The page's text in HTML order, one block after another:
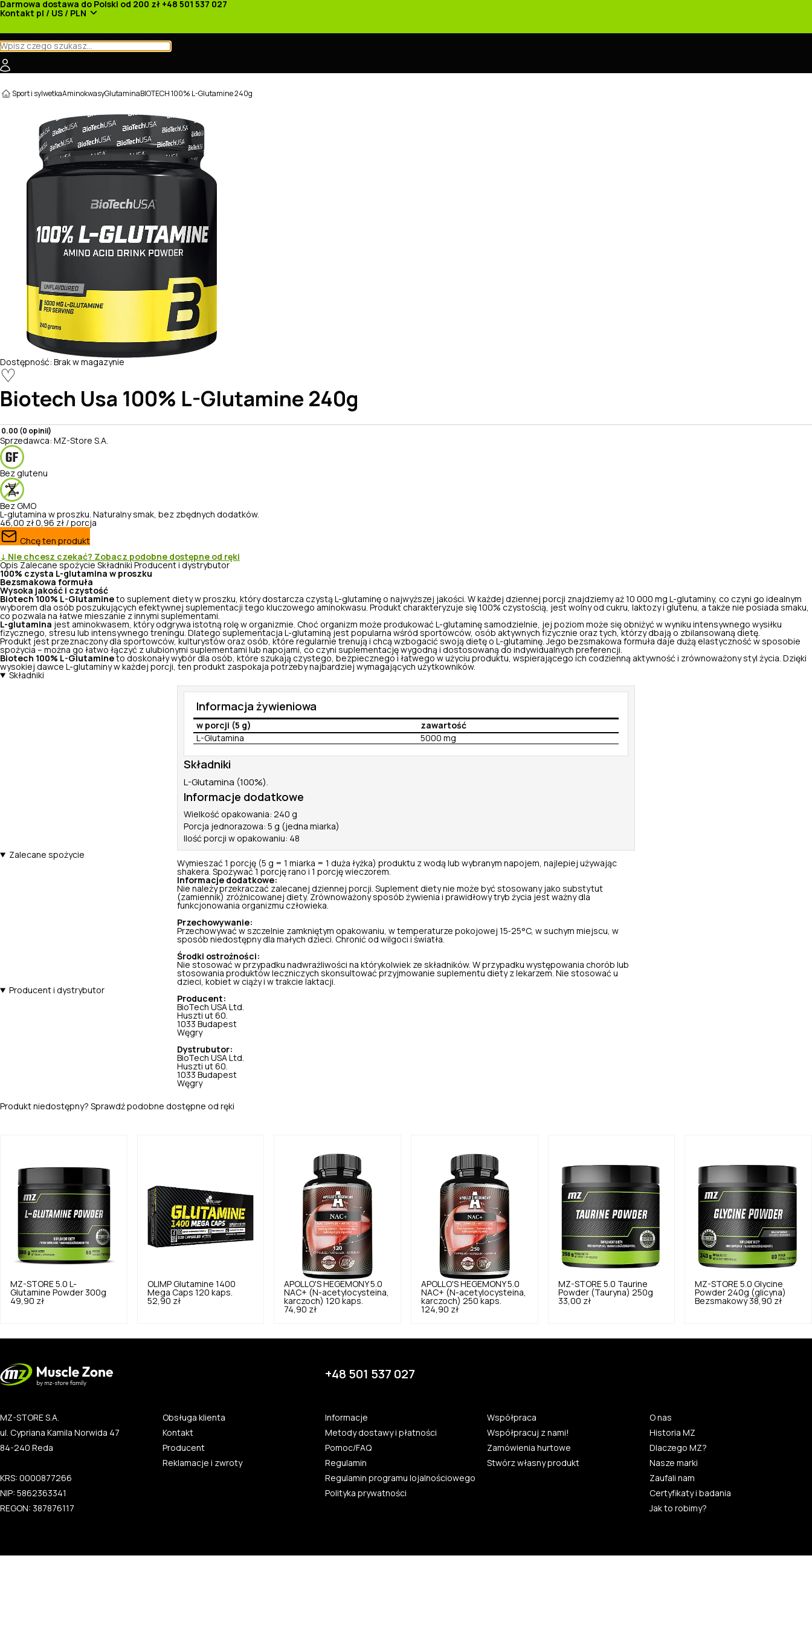
Darmowa dostawa do Polski od 200 zł +48 501 537 027
Kontakt pl / US / PLN
Sport i sylwetkaAminokwasyGlutaminaBIOTECH 100% L-Glutamine 240g
Dostępność: Brak w magazynie
♡
Biotech Usa 100% L-Glutamine 240g
0.00 (0 opinii)
Sprzedawca: MZ-Store S.A.
Bez glutenu
Bez GMO
L-glutamina w proszku. Naturalny smak, bez zbędnych dodatków.
46,00 zł 0,96 zł / porcja
Chcę ten produkt
↓ Nie chcesz czekać? Zobacz podobne dostępne od ręki
Opis Zalecane spożycie Składniki Producent i dystrybutor
100% czysta L-glutamina w proszku
Bezsmakowa formuła
Wysoka jakość i czystość
Biotech 100% L-Glutamine to suplement diety w proszku, który dostarcza czystą L-glutaminę o najwyższej jakości. W każdej dziennej porcji znajdziemy aż 10 000 mg L-glutaminy, co czyni go idealnym
wyborem dla osób poszukujących efektywnej suplementacji tego kluczowego aminokwasu. Produkt charakteryzuje się 100% czystością, jest wolny od cukru, laktozy i glutenu, a także nie posiada smaku,
co pozwala na łatwe mieszanie z innymi suplementami.
L-glutamina jest aminokwasem, który odgrywa istotną rolę w organizmie. Choć organizm może produkować L-glutaminę samodzielnie, jej poziom może się obniżyć w wyniku intensywnego wysiłku
fizycznego, stresu lub intensywnego treningu. Dlatego suplementacja L-glutaminą jest popularna wśród sportowców, osób aktywnych fizycznie oraz tych, którzy dbają o zbilansowaną dietę.
Produkt jest przeznaczony dla sportowców, kulturystów oraz osób, które regularnie trenują i chcą wzbogacić swoją dietę o L-glutaminę. Jego bezsmakowa formuła daje dużą elastyczność w sposobie
spożycia – można go łatwo łączyć z ulubionymi suplementami lub napojami, co czyni suplementację wygodną i dostosowaną do indywidualnych preferencji.
Biotech 100% L-Glutamine to doskonały wybór dla osób, które szukają czystego, bezpiecznego i łatwego w użyciu produktu, wspierającego ich codzienną aktywność i zrównoważony styl życia. Dzięki
wysokiej dawce L-glutaminy w każdej porcji, ten produkt zaspokaja potrzeby najbardziej wymagających użytkowników.
Składniki
Informacja żywieniowa
w porcji (5 g)
zawartość
L-Glutamina
5000 mg
Składniki
L-Glutamina (100%).
Informacje dodatkowe
Wielkość opakowania: 240 g
Porcja jednorazowa: 5 g (jedna miarka)
Ilość porcji w opakowaniu: 48
Zalecane spożycie
Wymieszać 1 porcję (5 g = 1 miarka = 1 duża łyżka) produktu z wodą lub wybranym napojem, najlepiej używając
shakera. Spożywać 1 porcję rano i 1 porcję wieczorem.
Informacje dodatkowe:
Nie należy przekraczać zalecanej dziennej porcji. Suplement diety nie może być stosowany jako substytut
(zamiennik) zróżnicowanej diety. Zrównoważony sposób żywienia i prawidłowy tryb życia jest ważny dla
funkcjonowania organizmu człowieka.
Przechowywanie:
Przechowywać w szczelnie zamkniętym opakowaniu, w temperaturze pokojowej 15‑25°C, w suchym miejscu, w
sposób niedostępny dla małych dzieci. Chronić od wilgoci i światła.
Środki ostrożności:
Nie stosować w przypadku nadwrażliwości na którykolwiek ze składników. W przypadku występowania chorób lub
stosowania produktów leczniczych skonsultować przyjmowanie suplementu diety z lekarzem. Nie stosować u
dzieci, kobiet w ciąży i w trakcie laktacji.
Producent i dystrybutor
Producent:
BioTech USA Ltd.
Huszti ut 60.
1033 Budapest
Węgry
Dystrubutor:
BioTech USA Ltd.
Huszti ut 60.
1033 Budapest
Węgry
Produkt niedostępny? Sprawdź podobne dostępne od ręki
MZ-STORE 5.0
L-
Glutamine Powder 300g
49,90 zł
OLIMP Glutamine 1400
Mega Caps 120 kaps.
52,90 zł
APOLLO'S HEGEMONY 5.0
NAC+ (N-acetylocysteina,
karczoch) 120 kaps.
74,90 zł
APOLLO'S HEGEMONY 5.0
NAC+ (N-acetylocysteina,
karczoch) 250 kaps.
124,90 zł
MZ-STORE 5.0 Taurine
Powder (Tauryna) 250g
33,00 zł
MZ-STORE 5.0 Glycine
Powder 240g (glicyna)
Bezsmakowy 38,90 zł
+48 501 537 027
MZ-STORE S.A.
ul. Cypriana Kamila Norwida 47
84-240 Reda
KRS: 0000877266
NIP: 5862363341
REGON: 387876117
Obsługa klienta
Kontakt
Producent
Reklamacje i zwroty
Informacje
Metody dostawy i płatności
Pomoc/FAQ
Regulamin
Regulamin programu lojalnościowego
Polityka prywatności
Współpraca
Współpracuj z nami!
Zamówienia hurtowe
Stwórz własny produkt
O nas
Historia MZ
Dlaczego MZ?
Nasze marki
Zaufali nam
Certyfikaty i badania
Jak to robimy?